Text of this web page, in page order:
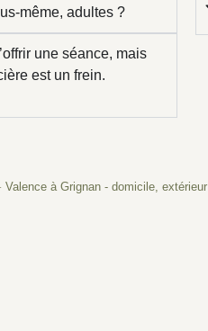
même, adultes ?
une séance, mais
est un frein.
à Grignan - domicile, extérieur